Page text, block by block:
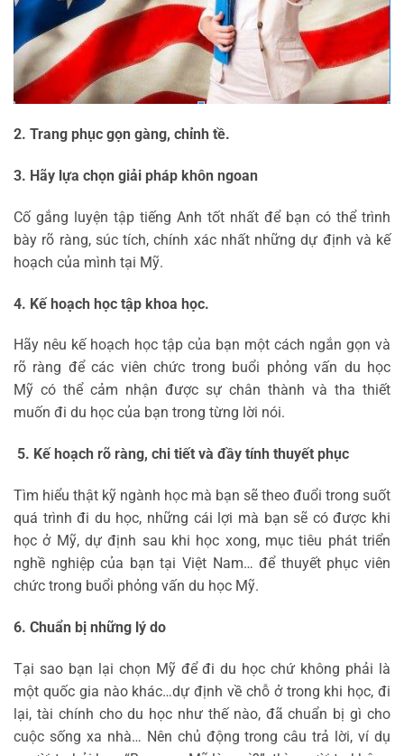
2. Trang phục gọn gàng, chỉnh tề.
3. Hãy lựa chọn giải pháp khôn ngoan
Cố gắng luyện tập tiếng Anh tốt nhất để bạn có thể trình
bày rõ ràng, súc tích, chính xác nhất những dự định và kế
hoạch của mình tại Mỹ.
4. Kế hoạch học tập khoa học.
Hãy nêu kế hoạch học tập của bạn một cách ngắn gọn và
rõ ràng để các viên chức trong buổi phỏng vấn du học
Mỹ có thể cảm nhận được sự chân thành và tha thiết
muốn đi du học của bạn trong từng lời nói.
5. Kế hoạch rõ ràng, chi tiết và đầy tính thuyết phục
Tìm hiểu thật kỹ ngành học mà bạn sẽ theo đuổi trong suốt
quá trình đi du học, những cái lợi mà bạn sẽ có được khi
học ở Mỹ, dự định sau khi học xong, mục tiêu phát triển
nghề nghiệp của bạn tại Việt Nam… để thuyết phục viên
chức trong buổi phỏng vấn du học Mỹ.
6. Chuẩn bị những lý do
Tại sao bạn lại chọn Mỹ để đi du học chứ không phải là
một quốc gia nào khác…dự định về chỗ ở trong khi học, đi
lại, tài chính cho du học như thế nào, đã chuẩn bị gì cho
cuộc sống xa nhà… Nên chủ động trong câu trả lời, ví dụ